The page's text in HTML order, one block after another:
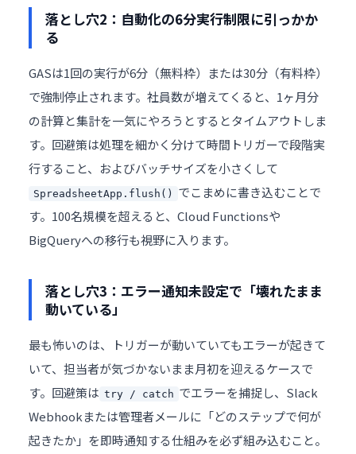
落とし穴2：自動化の6分実行制限に引っかか
る
GASは1回の実行が6分（無料枠）または30分（有料枠）
で強制停止されます。社員数が増えてくると、1ヶ月分
の計算と集計を一気にやろうとするとタイムアウトしま
す。回避策は処理を細かく分けて時間トリガーで段階実
行すること、およびバッチサイズを小さくして
SpreadsheetApp.flush()
でこまめに書き込むことで
す。100名規模を超えると、Cloud Functionsや
BigQueryへの移行も視野に入ります。
落とし穴3：エラー通知未設定で「壊れたまま
動いている」
最も怖いのは、トリガーが動いていてもエラーが起きて
いて、担当者が気づかないまま月初を迎えるケースで
す。回避策は try / catch でエラーを捕捉し、Slack
Webhookまたは管理者メールに「どのステップで何が
起きたか」を即時通知する仕組みを必ず組み込むこと。